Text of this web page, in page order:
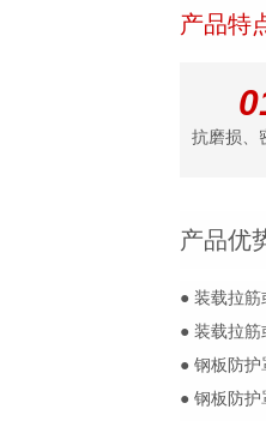
产品特
抗磨损、
产品优
● 装载拉
● 装载拉
● 钢板防
● 钢板防